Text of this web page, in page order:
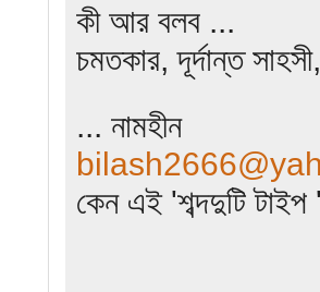
কী আর বলব ...
চমতকার, দূর্দান্ত
... নামহীন
কেন এই 'শব্দদুটি